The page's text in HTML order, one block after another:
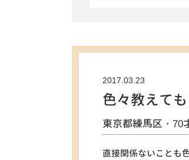
2017.03.23
色々教えて
東京都練馬区・70
直接関係ないことも